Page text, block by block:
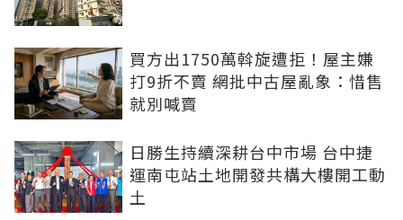
買方出1750萬斡旋遭拒！屋主嫌
打9折不賣 網批中古屋亂象：惜售
就別喊賣
日勝生持續深耕台中市場 台中捷
運南屯站土地開發共構大樓開工動
土